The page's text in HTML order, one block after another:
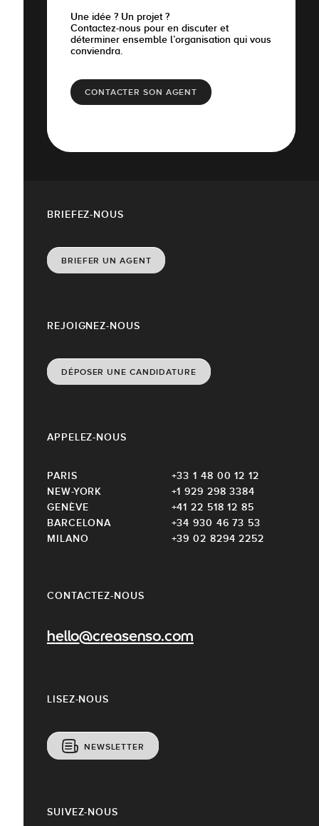
Une idée ? Un projet ?
Contactez-nous pour en discuter et
déterminer ensemble l’organisation qui vous
conviendra.
CONTACTER SON AGENT
CONTACTEZ-NOUS
hello@creasenso.com
REJOIGNEZ-NOUS
DÉPOSER UNE CANDIDATURE
LISEZ-NOUS
NEWSLETTER
APPELEZ-NOUS
PARIS
+33 1 48 00 12 12
NEW-YORK
+1 929 298 3384
GENÈVE
+41 22 518 12 85
BARCELONA
+34 930 46 73 53
MILANO
+39 02 8294 2252
BRIEFEZ-NOUS
BRIEFER UN AGENT
SUIVEZ-NOUS